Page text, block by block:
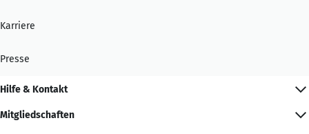
Karriere
Presse
Hilfe & Kontakt
Mitgliedschaften